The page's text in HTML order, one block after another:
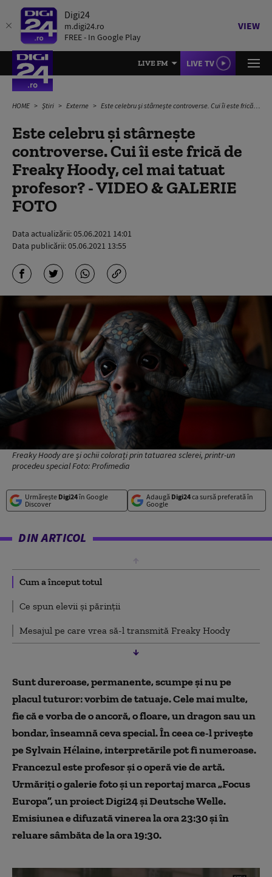
Digi24
m.digi24.ro
FREE - In Google Play
VIEW
LIVE FM LIVE TV
HOME Știri Externe Este celebru și stârnește controverse. Cui îi este frică de Freaky Hoody, cel mai tatuat profesor? - VIDEO & GALERIE FOTO
Este celebru și stârnește
controverse. Cui îi este frică de
Freaky Hoody, cel mai tatuat
profesor? - VIDEO & GALERIE
FOTO
Data actualizării:05.06.2021 14:01
Data publicării:05.06.2021 13:55
Freaky Hoody are și ochii colorați prin tatuarea sclerei, printr-un
procedeu special Foto: Profimedia
Urmărește Digi24în Google
Discover
Adaugă Digi24ca sursă preferată în
Google
DIN ARTICOL
Cum a început totul
Ce spun elevii și părinții
Mesajul pe care vrea să-l transmită Freaky Hoody
Sunt dureroase, permanente, scumpe și nu pe
placul tuturor: vorbim de tatuaje. Cele mai multe,
fie că e vorba de o ancoră, o floare, un dragon sau un
bondar, înseamnă ceva special. În ceea ce-l privește
pe Sylvain Hélaine, interpretările pot fi numeroase.
Francezul este profesor și o operă vie de artă.
Urmăriți o galerie foto și un reportaj marca „Focus
Europa”, un proiect Digi24 şi Deutsche Welle.
Emisiunea e difuzată vinerea la ora 23:30 și în
reluare sâmbăta de la ora 19:30.